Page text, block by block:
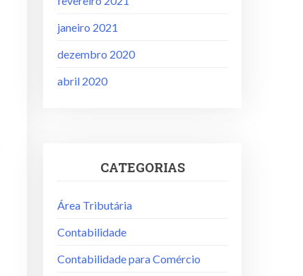
janeiro 2021
dezembro 2020
abril 2020
CATEGORIAS
Área Tributária
Contabilidade
Contabilidade para Comércio